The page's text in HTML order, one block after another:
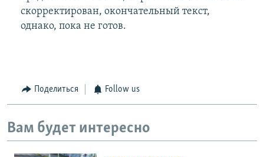
скорректирован, окончательный текст,
однако, пока не готов.
Поделиться Follow us
Вам будет интересно